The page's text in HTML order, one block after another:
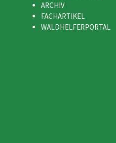
ARCHIV
FACHARTIKEL
WALDHELFERPORTAL